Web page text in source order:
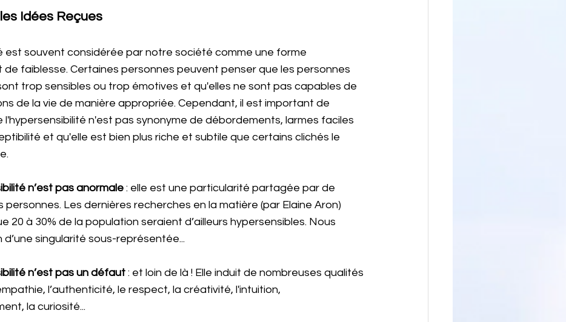
Idées Reçues
est souvent considérée par notre société comme une forme
faiblesse. Certaines personnes peuvent penser que les personnes
trop sensibles ou trop émotives et qu'elles ne sont pas capables de
de la vie de manière appropriée. Cependant, il est important de
l'hypersensibilité n'est pas synonyme de débordements, larmes faciles
et qu'elle est bien plus riche et subtile que certains clichés le
n’est pas anormale : elle est une particularité partagée par de
personnes. Les dernières recherches en la matière (par Elaine Aron)
20 à 30% de la population seraient d’ailleurs hypersensibles. Nous
d’une singularité sous-représentée...
n’est pas un défaut : et loin de là ! Elle induit de nombreuses qualités
l’authenticité, le respect, la créativité, l'intuition,
la curiosité...